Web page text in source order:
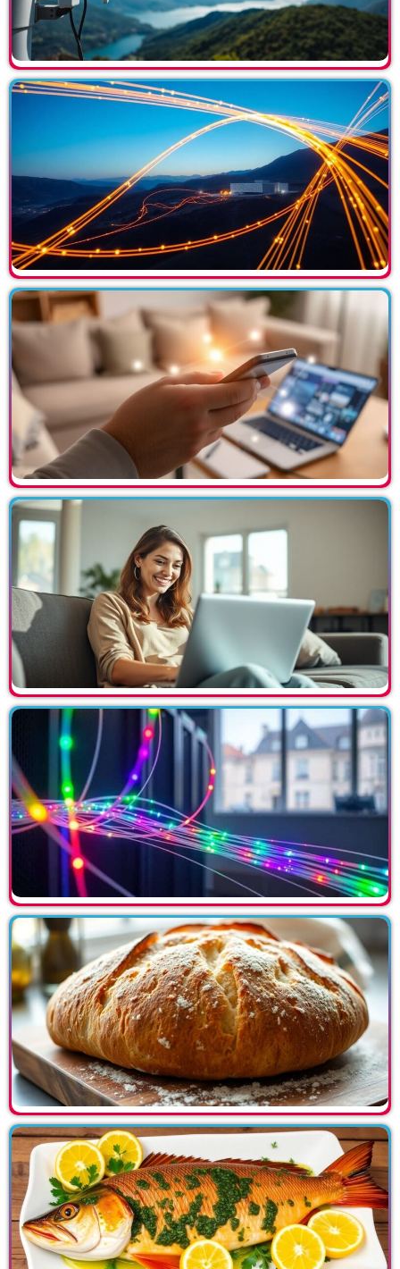
Über Uns
Die Zukunft beginnt heute
Wer wir sind
Empfehle uns
Datenschutz
Mediacenter
Schnellservice
InternetTelefoniaPublic WiFiGoogle Workspace
Clienti Privati
Nützliche Links
Kennzeichenliste
Telefonbuch